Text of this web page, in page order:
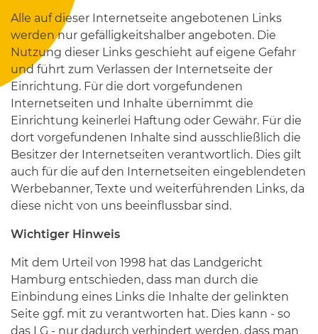
Alle auf dieser Internetseite angebotenen Links
werden nur gefälligkeitshalber angeboten. Die
Nutzung dieser Links geschieht auf eigene Gefahr
und führt zum Verlassen der Internetseite der
Einrichtung. Für die dort vorgefundenen
Internetseiten und Inhalte übernimmt die
Einrichtung keinerlei Haftung oder Gewähr. Für die
dort vorgefundenen Inhalte sind ausschließlich die
Besitzer der Internetseiten verantwortlich. Dies gilt
auch für die auf den Internetseiten eingeblendeten
Werbebanner, Texte und weiterführenden Links, da
diese nicht von uns beeinflussbar sind.
Wichtiger Hinweis
Mit dem Urteil von 1998 hat das Landgericht
Hamburg entschieden, dass man durch die
Einbindung eines Links die Inhalte der gelinkten
Seite ggf. mit zu verantworten hat. Dies kann - so
das LG - nur dadurch verhindert werden, dass man